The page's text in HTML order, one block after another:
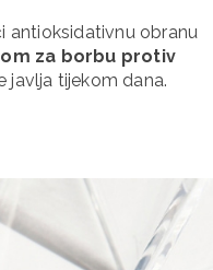
antioksidativnu obranu
za borbu protiv
javlja tijekom dana.